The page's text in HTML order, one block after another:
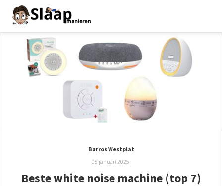
Barros Westplat
05 januari 2025
Beste white noise machine (top 7)